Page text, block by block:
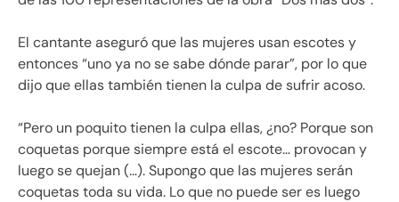
El cantante aseguró que las mujeres usan escotes y
entonces “uno ya no se sabe dónde parar”, por lo que
dijo que ellas también tienen la culpa de sufrir acoso.
“Pero un poquito tienen la culpa ellas, ¿no? Porque son
coquetas porque siempre está el escote… provocan y
luego se quejan (…). Supongo que las mujeres serán
coquetas toda su vida. Lo que no puede ser es luego